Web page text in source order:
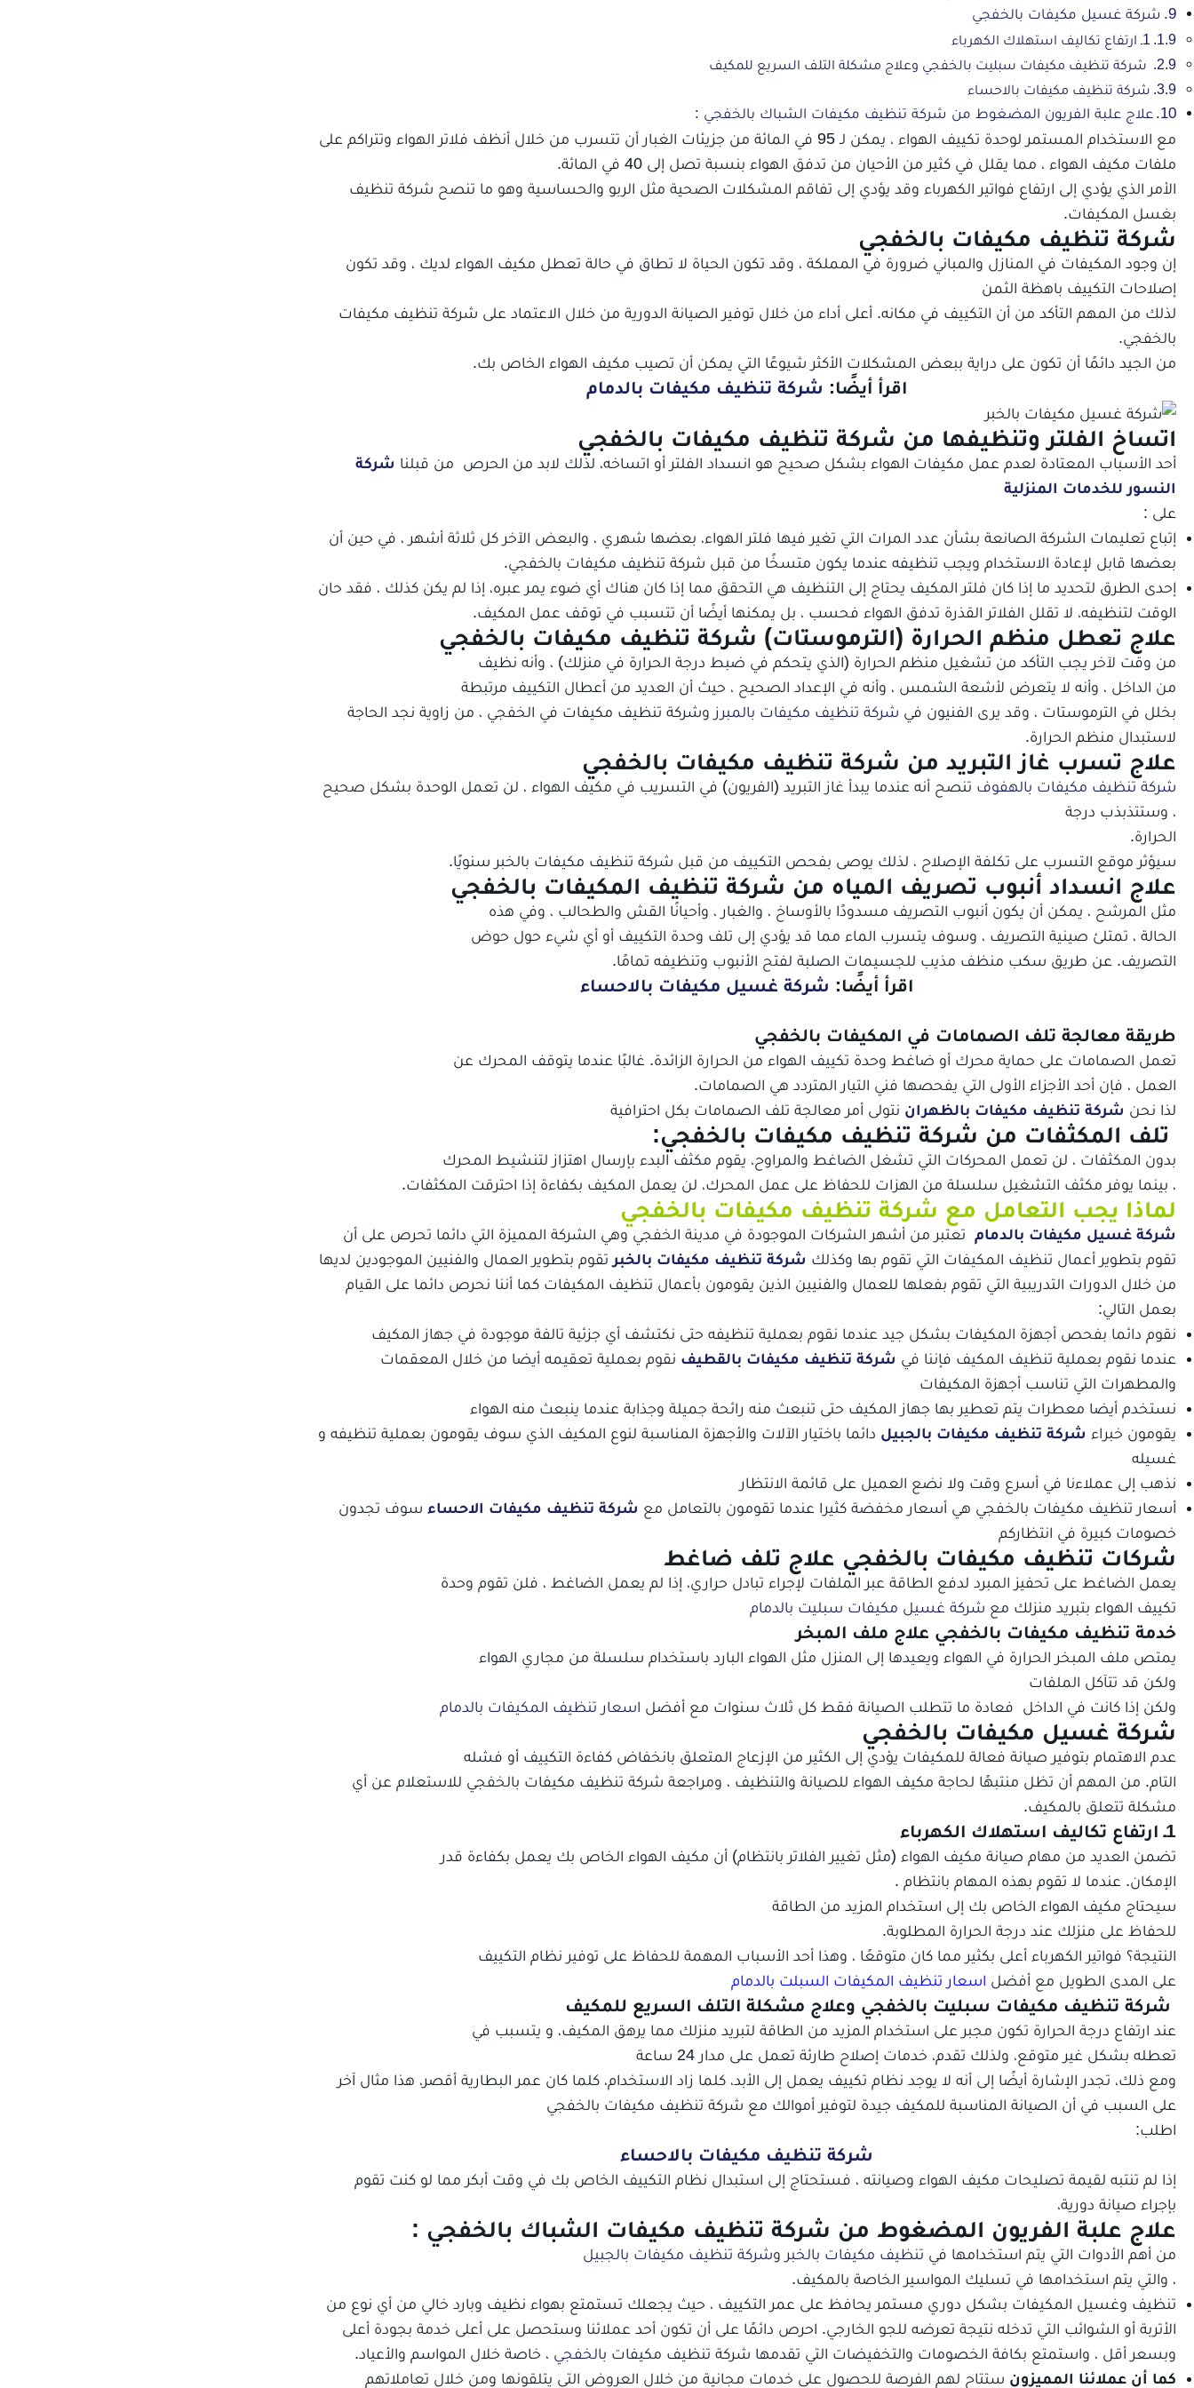
شركة غسيل مكيفات بالخفجي
1ـ ارتفاع تكاليف استهلاك الكهرباء
شركة تنظيف مكيفات سبليت بالخفجي وعلاج مشكلة التلف السريع للمكيف
شركة تنظيف مكيفات بالاحساء
علاج علبة الفريون المضغوط من شركة تنظيف مكيفات الشباك بالخفجي :
مع الاستخدام المستمر لوحدة تكييف الهواء ، يمكن لـ 95 في المائة من جزيئات الغبار أن تتسرب من خلال أنظف فلاتر الهواء وتتراكم على
ملفات مكيف الهواء ، مما يقلل في كثير من الأحيان من تدفق الهواء بنسبة تصل إلى 40 في المائة.
الأمر الذي يؤدي إلى ارتفاع فواتير الكهرباء وقد يؤدي إلى تفاقم المشكلات الصحية مثل الربو والحساسية وهو ما تنصح شركة تنظيف
بغسل المكيفات.
شركة تنظيف مكيفات بالخفجي
إن وجود المكيفات في المنازل والمباني ضرورة في المملكة ، وقد تكون الحياة لا تطاق في حالة تعطل مكيف الهواء لديك ، وقد تكون
إصلاحات التكييف باهظة الثمن
لذلك من المهم التأكد من أن التكييف في مكانه. أعلى أداء من خلال توفير الصيانة الدورية من خلال الاعتماد على شركة تنظيف مكيفات
بالخفجي.
من الجيد دائمًا أن تكون على دراية ببعض المشكلات الأكثر شيوعًا التي يمكن أن تصيب مكيف الهواء الخاص بك.
اقرأ أيضًا: شركة تنظيف مكيفات بالدمام
اتساخ الفلتر وتنظيفها من شركة تنظيف مكيفات بالخفجي
أحد الأسباب المعتادة لعدم عمل مكيفات الهواء بشكل صحيح هو انسداد الفلتر أو اتساخه، لذلك لابد من الحرص من قبلنا شركة
النسور للخدمات المنزلية
على :
إتباع تعليمات الشركة الصانعة بشأن عدد المرات التي تغير فيها فلتر الهواء، بعضها شهري ، والبعض الآخر كل ثلاثة أشهر ، في حين أن
بعضها قابل لإعادة الاستخدام ويجب تنظيفه عندما يكون متسخًا من قبل شركة تنظيف مكيفات بالخفجي.
إحدى الطرق لتحديد ما إذا كان فلتر المكيف يحتاج إلى التنظيف هي التحقق مما إذا كان هناك أي ضوء يمر عبره، إذا لم يكن كذلك ، فقد حان
الوقت لتنظيفه، لا تقلل الفلاتر القذرة تدفق الهواء فحسب ، بل يمكنها أيضًا أن تتسبب في توقف عمل المكيف.
علاج تعطل منظم الحرارة (الترموستات) شركة تنظيف مكيفات بالخفجي
من وقت لآخر يجب التأكد من تشغيل منظم الحرارة (الذي يتحكم في ضبط درجة الحرارة في منزلك) ، وأنه نظيف
من الداخل ، وأنه لا يتعرض لأشعة الشمس ، وأنه في الإعداد الصحيح ، حيث أن العديد من أعطال التكييف مرتبطة
بخلل في الترموستات ، وقد يرى الفنيون في شركة تنظيف مكيفات بالمبرز وشركة تنظيف مكيفات في الخفجي ، من زاوية نجد الحاجة
لاستبدال منظم الحرارة.
علاج تسرب غاز التبريد من شركة تنظيف مكيفات بالخفجي
شركة تنظيف مكيفات بالهفوف تنصح أنه عندما يبدأ غاز التبريد (الفريون) في التسريب في مكيف الهواء ، لن تعمل الوحدة بشكل صحيح
، وستتذبذب درجة
الحرارة.
سيؤثر موقع التسرب على تكلفة الإصلاح ، لذلك يوصى بفحص التكييف من قبل شركة تنظيف مكيفات بالخبر سنويًا.
علاج انسداد أنبوب تصريف المياه من شركة تنظيف المكيفات بالخفجي
مثل المرشح ، يمكن أن يكون أنبوب التصريف مسدودًا بالأوساخ ، والغبار ، وأحيانًا القش والطحالب ، وفي هذه
الحالة ، تمتلئ صينية التصريف ، وسوف يتسرب الماء مما قد يؤدي إلى تلف وحدة التكييف أو أي شيء حول حوض
التصريف. عن طريق سكب منظف مذيب للجسيمات الصلبة لفتح الأنبوب وتنظيفه تمامًا.
اقرأ أيضًا: شركة غسيل مكيفات بالاحساء
طريقة معالجة تلف الصمامات في المكيفات بالخفجي
تعمل الصمامات على حماية محرك أو ضاغط وحدة تكييف الهواء من الحرارة الزائدة. غالبًا عندما يتوقف المحرك عن
العمل ، فإن أحد الأجزاء الأولى التي يفحصها فني التيار المتردد هي الصمامات.
لذا نحن شركة تنظيف مكيفات بالظهران نتولى أمر معالجة تلف الصمامات بكل احترافية
تلف المكثفات من شركة تنظيف مكيفات بالخفجي:
بدون المكثفات ، لن تعمل المحركات التي تشغل الضاغط والمراوح، يقوم مكثف البدء بإرسال اهتزاز لتنشيط المحرك
، بينما يوفر مكثف التشغيل سلسلة من الهزات للحفاظ على عمل المحرك، لن يعمل المكيف بكفاءة إذا احترقت المكثفات.
لماذا يجب التعامل مع شركة تنظيف مكيفات بالخفجي
شركة غسيل مكيفات بالدمام تعتبر من أشهر الشركات الموجودة في مدينة الخفجي وهي الشركة المميزة التي دائما تحرص على أن
تقوم بتطوير أعمال تنظيف المكيفات التي تقوم بها وكذلك شركة تنظيف مكيفات بالخبر تقوم بتطوير العمال والفنيين الموجودين لديها
من خلال الدورات التدريبية التي تقوم بفعلها للعمال والفنيين الذين يقومون بأعمال تنظيف المكيفات كما أننا نحرص دائما على القيام
بعمل التالي:
نقوم دائما بفحص أجهزة المكيفات بشكل جيد عندما نقوم بعملية تنظيفه حتى نكتشف أي جزئية تالفة موجودة في جهاز المكيف
عندما نقوم بعملية تنظيف المكيف فإننا في شركة تنظيف مكيفات بالقطيف نقوم بعملية تعقيمه أيضا من خلال المعقمات
والمطهرات التي تناسب أجهزة المكيفات
نستخدم أيضا معطرات يتم تعطير بها جهاز المكيف حتى تنبعث منه رائحة جميلة وجذابة عندما ينبعث منه الهواء
يقومون خبراء شركة تنظيف مكيفات بالجبيل دائما باختيار الآلات والأجهزة المناسبة لنوع المكيف الذي سوف يقومون بعملية تنظيفه و
غسيله
نذهب إلى عملاءنا في أسرع وقت ولا نضع العميل على قائمة الانتظار
أسعار تنظيف مكيفات بالخفجي هي أسعار مخفضة كثيرا عندما تقومون بالتعامل مع شركة تنظيف مكيفات الاحساء سوف تجدون
خصومات كبيرة في انتظاركم
شركات تنظيف مكيفات بالخفجي علاج تلف ضاغط
يعمل الضاغط على تحفيز المبرد لدفع الطاقة عبر الملفات لإجراء تبادل حراري، إذا لم يعمل الضاغط ، فلن تقوم وحدة
تكييف الهواء بتبريد منزلك مع شركة غسيل مكيفات سبليت بالدمام
خدمة تنظيف مكيفات بالخفجي علاج ملف المبخر
يمتص ملف المبخر الحرارة في الهواء ويعيدها إلى المنزل مثل الهواء البارد باستخدام سلسلة من مجاري الهواء
ولكن قد تتآكل الملفات
ولكن إذا كانت في الداخل فعادة ما تتطلب الصيانة فقط كل ثلاث سنوات مع أفضل اسعار تنظيف المكيفات بالدمام
شركة غسيل مكيفات بالخفجي
عدم الاهتمام بتوفير صيانة فعالة للمكيفات يؤدي إلى الكثير من الإزعاج المتعلق بانخفاض كفاءة التكييف أو فشله
التام. من المهم أن تظل منتبهًا لحاجة مكيف الهواء للصيانة والتنظيف ، ومراجعة شركة تنظيف مكيفات بالخفجي للاستعلام عن أي
مشكلة تتعلق بالمكيف.
1ـ ارتفاع تكاليف استهلاك الكهرباء
تضمن العديد من مهام صيانة مكيف الهواء (مثل تغيير الفلاتر بانتظام) أن مكيف الهواء الخاص بك يعمل بكفاءة قدر
الإمكان. عندما لا تقوم بهذه المهام بانتظام .
سيحتاج مكيف الهواء الخاص بك إلى استخدام المزيد من الطاقة
للحفاظ على منزلك عند درجة الحرارة المطلوبة.
النتيجة؟ فواتير الكهرباء أعلى بكثير مما كان متوقعًا ، وهذا أحد الأسباب المهمة للحفاظ على توفير نظام التكييف
على المدى الطويل مع أفضل اسعار تنظيف المكيفات السبلت بالدمام
شركة تنظيف مكيفات سبليت بالخفجي وعلاج مشكلة التلف السريع للمكيف
عند ارتفاع درجة الحرارة تكون مجبر على استخدام المزيد من الطاقة لتبريد منزلك مما يرهق المكيف، و يتسبب في
تعطله بشكل غير متوقع، ولذلك تقدم، خدمات إصلاح طارئة تعمل على مدار 24 ساعة
ومع ذلك، تجدر الإشارة أيضًا إلى أنه لا يوجد نظام تكييف يعمل إلى الأبد، كلما زاد الاستخدام، كلما كان عمر البطارية أقصر، هذا مثال آخر
على السبب في أن الصيانة المناسبة للمكيف جيدة لتوفير أموالك مع شركة تنظيف مكيفات بالخفجي
اطلب:
شركة تنظيف مكيفات بالاحساء
إذا لم تنتبه لقيمة تصليحات مكيف الهواء وصيانته ، فستحتاج إلى استبدال نظام التكييف الخاص بك في وقت أبكر مما لو كنت تقوم
بإجراء صيانة دورية،
علاج علبة الفريون المضغوط من شركة تنظيف مكيفات الشباك بالخفجي :
من أهم الأدوات التي يتم استخدامها في تنظيف مكيفات بالخبر وشركة تنظيف مكيفات بالجبيل
، والتي يتم استخدامها في تسليك المواسير الخاصة بالمكيف.
تنظيف وغسيل المكيفات بشكل دوري مستمر يحافظ على عمر التكييف ، حيث يجعلك تستمتع بهواء نظيف وبارد خالي من أي نوع من
الأتربة أو الشوائب التي تدخله نتيجة تعرضه للجو الخارجي. احرص دائمًا على أن تكون أحد عملائنا وستحصل على أعلى خدمة بجودة أعلى
وبسعر أقل ، واستمتع بكافة الخصومات والتخفيضات التي تقدمها شركة تنظيف مكيفات بالخفجي ، خاصة خلال المواسم والأعياد.
كما أن عملائنا المميزون ستتاح لهم الفرصة للحصول على خدمات مجانية من خلال العروض التي يتلقونها ومن خلال تعاملاتهم